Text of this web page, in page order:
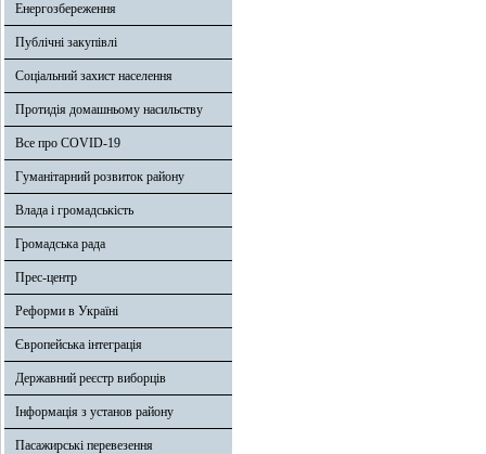
Енергозбереження
Публічні закупівлі
Соціальний захист населення
Протидія домашньому насильству
Все про COVID-19
Гуманітарний розвиток району
Влада і громадськість
Громадська рада
Прес-центр
Реформи в Україні
Європейська інтеграція
Державний реєстр виборців
Інформація з установ району
Пасажирські перевезення